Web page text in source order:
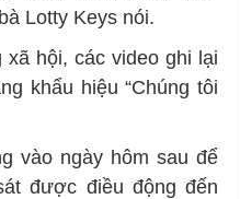
bà Lotty Keys nói.
hội, các video ghi lại
khẩu hiệu “Chúng tôi
vào ngày hôm sau để
được điều động đến